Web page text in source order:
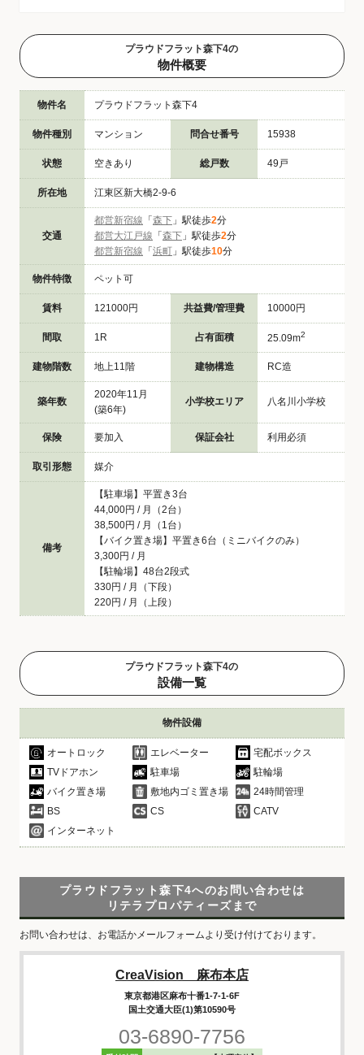
プラウドフラット森下4の
物件概要
物件名 プラウドフラット森下4
物件種別 マンション 問合せ番号 15938
状態 空きあり 総戸数 49戸
所在地 江東区新大橋2-9-6
交通
都営新宿線 「 森下 」駅徒歩2分
都営大江戸線 「 森下 」駅徒歩2分
都営新宿線 「 浜町 」駅徒歩10分
物件特徴 ペット可
賃料 121000円 共益費/管理費 10000円
間取 1R 占有面積 25.09m2
建物階数 地上11階 建物構造 RC造
築年数
2020年11月
(築6年)
小学校エリア 八名川小学校
保険 要加入 保証会社 利用必須
取引形態 媒介
備考
【駐車場】平置き3台
44,000円 / 月（2台）
38,500円 / 月（1台）
【バイク置き場】平置き6台（ミニバイクのみ）
3,300円 / 月
【駐輪場】48台2段式
330円 / 月（下段）
220円 / 月（上段）
プラウドフラット森下4の
設備一覧
物件設備
オートロック エレベーター
宅配ボックス
TVドアホン
駐車場
駐輪場
バイク置き場
敷地内ゴミ置き場
24時間管理
BS
CS
CATV
インターネット
プラウドフラット森下4へのお問い合わせは
リテラプロパティーズまで
お問い合わせは、お電話かメールフォームより受け付けております。
CreaVision 麻布本店
東京都港区麻布十番1-7-1-6F
国土交通大臣(1)第10590号
03-6890-7756